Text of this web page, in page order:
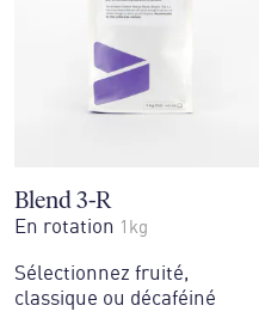
Blend 3-R
En rotation 1kg
Sélectionnez fruité,
classique ou décaféiné